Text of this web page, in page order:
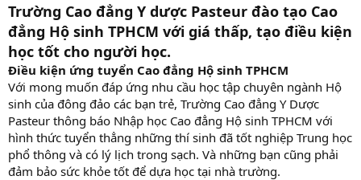
Trường Cao đẳng Y dược Pasteur đào tạo Cao
đẳng Hộ sinh TPHCM với giá thấp, tạo điều kiện
học tốt cho người học.
Điều kiện ứng tuyển Cao đẳng Hộ sinh TPHCM
Với mong muốn đáp ứng nhu cầu học tập chuyên ngành Hộ
sinh của đông đảo các bạn trẻ, Trường Cao đẳng Y Dược
Pasteur thông báo Nhập học Cao đẳng Hộ sinh TPHCM với
hình thức tuyển thẳng những thí sinh đã tốt nghiệp Trung học
phổ thông và có lý lịch trong sạch. Và những bạn cũng phải
đảm bảo sức khỏe tốt để dựa học tại nhà trường.